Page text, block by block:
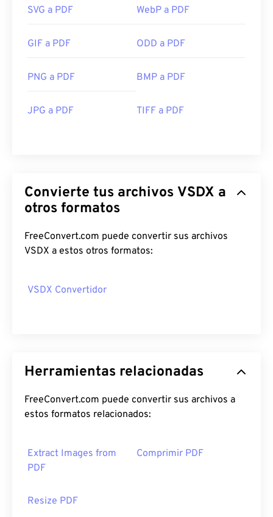
SVG a PDF WebP a PDF
GIF a PDF ODD a PDF
PNG a PDF BMP a PDF
JPG a PDF TIFF a PDF
Convierte tus archivos VSDX a
otros formatos
FreeConvert.com puede convertir sus archivos
VSDX a estos otros formatos:
VSDX Convertidor
Herramientas relacionadas
FreeConvert.com puede convertir sus archivos a
estos formatos relacionados:
Extract Images from
PDF
Comprimir PDF
Resize PDF